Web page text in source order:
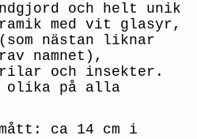
och helt unik
med vit glasyr,
nästan liknar
namnet),
och insekter.
olika på alla
ca 14 cm i